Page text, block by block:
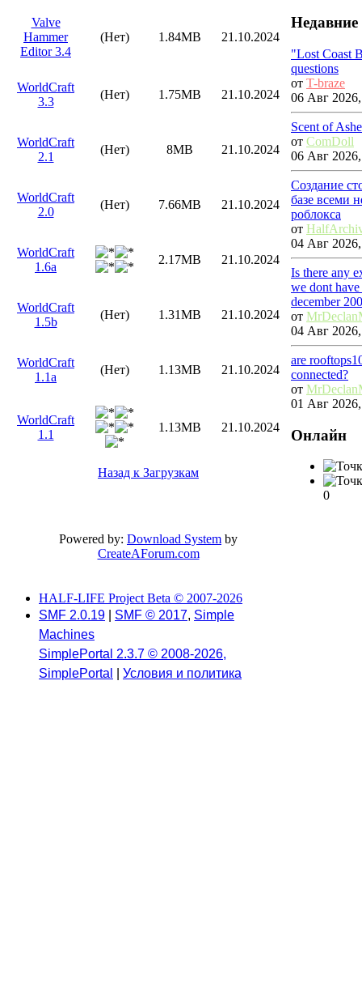
Valve
Hammer
Editor 3.4
(Нет) 1.84MB 21.10.2024
WorldCraft
3.3
(Нет) 1.75MB 21.10.2024
WorldCraft
2.1
(Нет) 8MB 21.10.2024
WorldCraft
2.0
(Нет) 7.66MB 21.10.2024
WorldCraft
1.6a
2.17MB 21.10.2024
WorldCraft
1.5b
(Нет) 1.31MB 21.10.2024
WorldCraft
1.1a
(Нет) 1.13MB 21.10.2024
WorldCraft
1.1
1.13MB 21.10.2024
Назад к Загрузкам
Powered by: Download System by
CreateAForum.com
Недавние
"Lost Coast
questions
от T-braze
06 Авг
Scent of
от ComDoll
06 Авг
Создание
базе всеми
роблокса
от
04 Авг
Is there any
we dont
december
от
04 Авг
are
connected?
от
01 Авг
Онлайн
0
HALF-LIFE Project Beta © 2007-2026
SMF 2.0.19
SMF © 2017, Simple
Machines
SimplePortal 2.3.7 © 2008-2026,
SimplePortal
Условия и политика